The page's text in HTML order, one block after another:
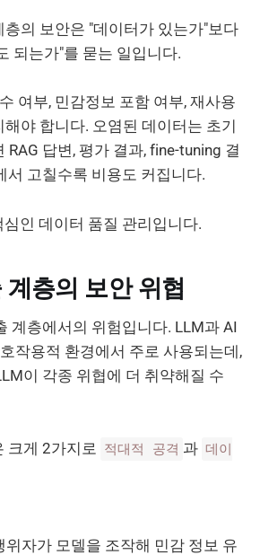
의 보안은 "데이터가 있는가"보다
되는가"를 묻는 일입니다.
여부, 민감정보 포함 여부, 재사용
야 합니다. 오염된 데이터는 초기
RAG 답변, 평가 결과, fine-tuning 결
서 고칠수록 비용도 커집니다.
인 데이터 품질 관리입니다.
층의 보안 위협
계층에서의 위험입니다. LLM과 AI
작용적 환경에서 주로 사용되는데,
이 각종 위협에 더 취약해질 수
크게 2가지로 적대적 공격 과 데이
위자가 모델을 조작해 민감 정보 유